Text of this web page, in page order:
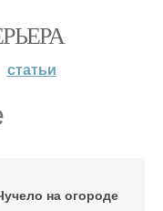
статьи
на огороде